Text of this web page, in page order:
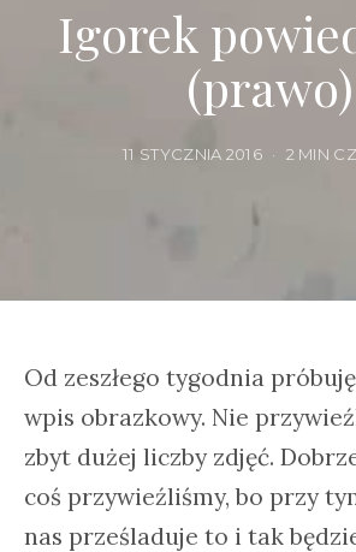
Igorek
(prawo)
11 STYCZNIA 2016 2 MIN
Od zeszłego tygodnia
wpis obrazkowy. Nie
zbyt dużej liczby zdjęć.
coś przywieźliśmy, bo przy
nas prześladuje to i tak